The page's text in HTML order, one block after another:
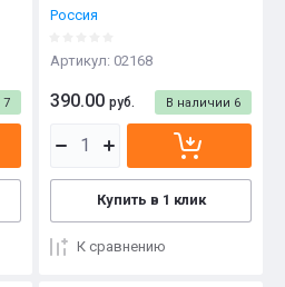
7
Россия
Артикул: 02168
В наличии 6
390.00 руб.
Купить в 1 клик
К сравнению